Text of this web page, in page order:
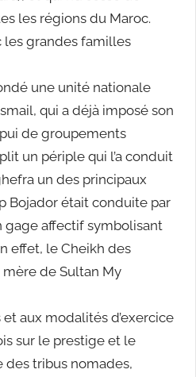
les régions du Maroc.
les grandes familles
une unité nationale
qui a déjà imposé son
de groupements
un périple qui l’a conduit
un des principaux
Bojador était conduite par
gage affectif symbolisant
effet, le Cheikh des
de Sultan My
aux modalités d’exercice
sur le prestige et le
des tribus nomades,